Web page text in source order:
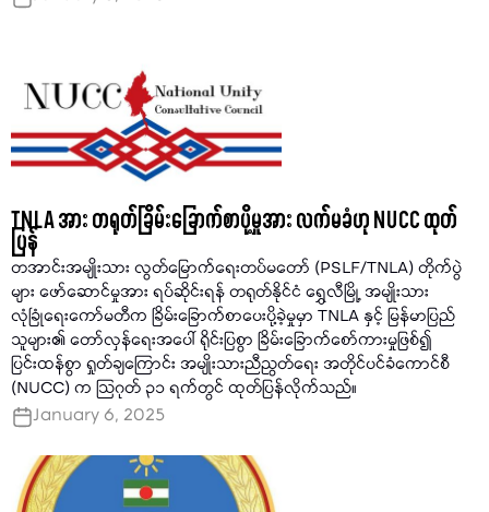
TNLA အား တရုတ်ခြိမ်းခြောက်စာပို့မှုအား လက်မခံဟု NUCC ထုတ်
ပြန်
တအာင်းအမျိုးသား လွတ်မြောက်ရေးတပ်မတော် (PSLF/TNLA) တိုက်ပွဲ
များ ဖော်ဆောင်မှုအား ရပ်ဆိုင်းရန် တရုတ်နိုင်ငံ ရွှေလီမြို့ အမျိုးသား
လုံခြုံရေးကော်မတီက ခြိမ်းခြောက်စာပေးပို့ခဲ့မှုမှာ TNLA နှင့် မြန်မာပြည်
သူများ၏ တော်လှန်ရေးအပေါ် ရိုင်းပြစွာ ခြိမ်းခြောက်စော်ကားမှုဖြစ်၍
ပြင်းထန်စွာ ရှုတ်ချကြောင်း အမျိုးသားညီညွတ်ရေး အတိုင်ပင်ခံကောင်စီ
(NUCC) က သြဂုတ် ၃၁ ရက်တွင် ထုတ်ပြန်လိုက်သည်။
January 6, 2025